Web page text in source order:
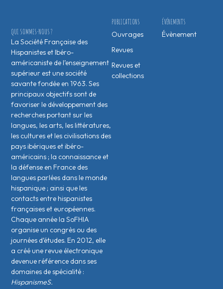
ÉVÉNEMENTS
Évènement
PUBLICATIONS
Ouvrages
Revues
Revues et
collections
QUI SOMMES-NOUS ?
La Société Française des
Hispanistes et Ibéro-
américaniste de l’enseignement
supérieur est une société
savante fondée en 1963. Ses
principaux objectifs sont de
favoriser le développement des
recherches portant sur les
langues, les arts, les littératures,
les cultures et les civilisations des
pays ibériques et ibéro-
américains ; la connaissance et
la défense en France des
langues parlées dans le monde
hispanique ; ainsi que les
contacts entre hispanistes
français·es et européen·nes.
Chaque année la SoFHIA
organise un congrès ou des
journées d’études. En 2012, elle
a créé une revue électronique
devenue référence dans ses
domaines de spécialité :
HispanismeS.